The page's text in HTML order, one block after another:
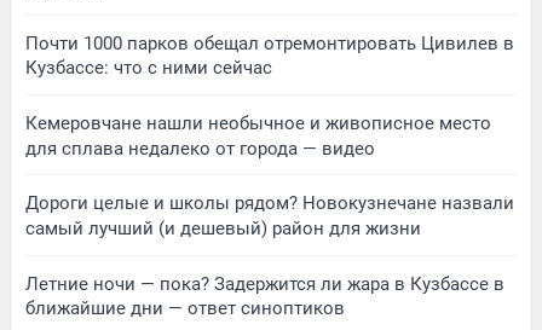
Почти 1000 парков обещал отремонтировать Цивилев в
Кузбассе: что с ними сейчас
Кемеровчане нашли необычное и живописное место
для сплава недалеко от города — видео
Дороги целые и школы рядом? Новокузнечане назвали
самый лучший (и дешевый) район для жизни
Летние ночи — пока? Задержится ли жара в Кузбассе в
ближайшие дни — ответ синоптиков